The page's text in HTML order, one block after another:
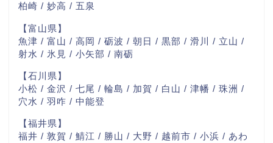
柏崎 / 妙高 / 五泉
【富山県】
魚津 / 富山 / 高岡 / 砺波 / 朝日 / 黒部 / 滑川 / 立山 /
射水 / 氷見 / 小矢部 / 南砺
【石川県】
小松 / 金沢 / 七尾 / 輪島 / 加賀 / 白山 / 津幡 / 珠洲 /
穴水 / 羽咋 / 中能登
【福井県】
福井 / 敦賀 / 鯖江 / 勝山 / 大野 / 越前市 / 小浜 / あわ